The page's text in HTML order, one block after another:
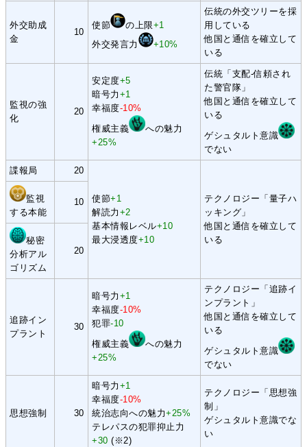
外交助成
金
10
使節 の上限+1
外交発言力
+10%
伝統の外交ツリーを採
用している
他国と通信を確立して
いる
監視の強
化
20
安定度+5
暗号力 +1
幸福度-10%
権威主義
への魅力
+25%
伝統「支配-信頼され
た警官隊」
他国と通信を確立して
いる
ゲシュタルト意識
でない
諜報局 20
使節+1
解読力 +2
基本情報レベル+10
最大浸透度+10
テクノロジー「量子ハ
ッキング」
他国と通信を確立して
いる
監視
する本能
10
秘密
分析アル
ゴリズム
20
追跡イン
プラント
30
暗号力 +1
幸福度-10%
犯罪-10
権威主義
への魅力
+25%
テクノロジー「追跡イ
ンプラント」
他国と通信を確立して
いる
ゲシュタルト意識
でない
思想強制 30
暗号力 +1
幸福度-10%
統治志向への魅力+25%
テレパスの犯罪抑止力
+30 (※2)
テクノロジー「思想強
制」
ゲシュタルト意識でな
い